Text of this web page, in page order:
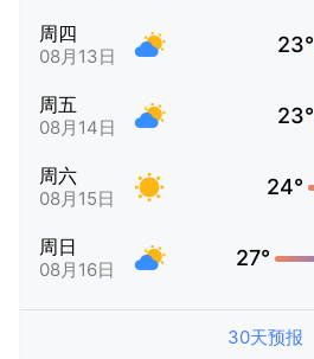
周四
08月13日 23°
周五
08月14日 23°
周六
08月15日 24°
周日
08月16日 27°
30天预报